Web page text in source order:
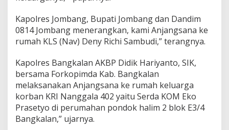
Kapolres Jombang, Bupati Jombang dan Dandim
0814 Jombang menerangkan, kami Anjangsana ke
rumah KLS (Nav) Deny Richi Sambudi,” terangnya.
Kapolres Bangkalan AKBP Didik Hariyanto, SIK,
bersama Forkopimda Kab. Bangkalan
melaksanakan Anjangsana ke rumah keluarga
korban KRI Nanggala 402 yaitu Serda KOM Eko
Prasetyo di perumahan pondok halim 2 blok E3/4
Bangkalan,” ujarnya.